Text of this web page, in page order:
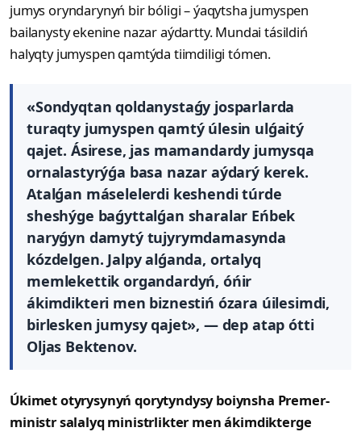
jumys oryndarynyń bir bóligi – ýaqytsha jumyspen
bailanysty ekenine nazar aýdartty. Mundai tásildiń
halyqty jumyspen qamtýda tiimdiligi tómen.
«Sondyqtan qoldanystaǵy josparlarda
turaqty jumyspen qamtý úlesin ulǵaitý
qajet. Ásirese, jas mamandardy jumysqa
ornalastyrýǵa basa nazar aýdarý kerek.
Atalǵan máselelerdi keshendi túrde
sheshýge baǵyttalǵan sharalar Eńbek
naryǵyn damytý tujyrymdamasynda
kózdelgen. Jalpy alǵanda, ortalyq
memlekettik organdardyń, óńir
ákimdikteri men biznestiń ózara úilesimdi,
birlesken jumysy qajet», — dep atap ótti
Oljas Bektenov.
Úkimet otyrysynyń qorytyndysy boiynsha Premer-
ministr salalyq ministrlikter men ákimdikterge